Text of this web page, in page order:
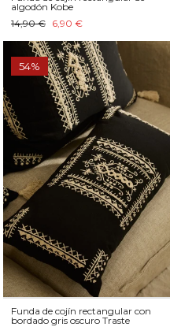
algodón Kobe
14,90 € 6,90 €
54%
Funda de cojín rectangular con
bordado gris oscuro Traste